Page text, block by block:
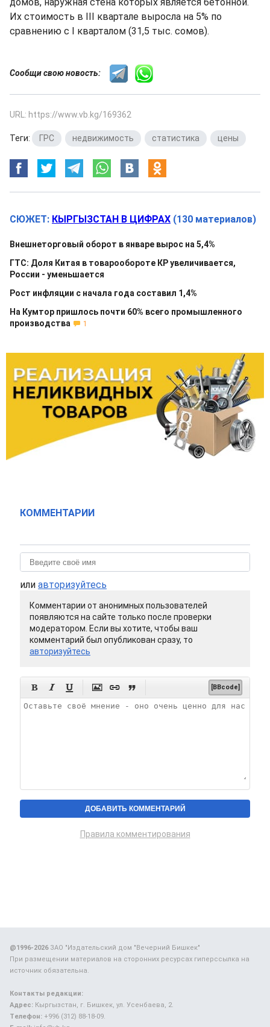
Их стоимость в III квартале выросла на 5% по
сравнению с I кварталом (31,5 тыс. сомов).
Сообщи свою новость:
URL: https://www.vb.kg/169362
Теги: ГРС недвижимость статистика цены
СЮЖЕТ: КЫРГЫЗСТАН В ЦИФРАХ (130 материалов)
Внешнеторговый оборот в январе вырос на 5,4%
ГТС: Доля Китая в товарообороте КР увеличивается,
России - уменьшается
Рост инфляции с начала года составил 1,4%
На Кумтор пришлось почти 60% всего промышленного
производства
1
КОММЕНТАРИИ
или авторизуйтесь
Комментарии от анонимных пользователей
появляются на сайте только после проверки
модератором. Если вы хотите, чтобы ваш
комментарий был опубликован сразу, то
авторизуйтесь
      [BBcode]
Правила комментирования
@1996-2026ЗАО "Издательский дом "Вечерний Бишкек"
При размещении материалов на сторонних ресурсах гиперссылка на
источник обязательна.
Контакты редакции:
Адрес: Кыргызстан, г. Бишкек, ул. Усенбаева, 2.
Телефон: +996 (312) 88-18-09.